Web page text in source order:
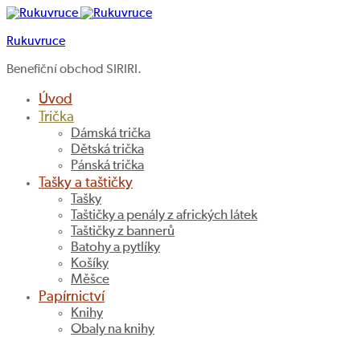
Rukuvruce
Benefiční obchod SIRIRI.
Úvod
Trička
Dámská trička
Dětská trička
Pánská trička
Tašky a taštičky
Tašky
Taštičky a penály z afrických látek
Taštičky z bannerů
Batohy a pytlíky
Košíky
Měšce
Papírnictví
Knihy
Obaly na knihy